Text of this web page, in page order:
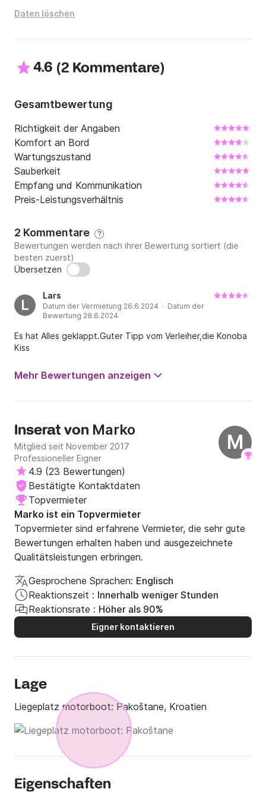
umfasst.
Für weitere Informationen, die Sie benötigen, zögern
Sie nicht, mich unter Click&Boat zu kontaktieren.
Daten löschen
4.6 (2 Kommentare)
Gesamtbewertung
Richtigkeit der Angaben
Komfort an Bord
Wartungszustand
Sauberkeit
Empfang und Kommunikation
Preis-Leistungsverhältnis
2 Kommentare ?
Bewertungen werden nach ihrer Bewertung sortiert (die
besten zuerst)
Übersetzen
L
Lars
Datum der Vermietung 26.6.2024 · Datum der
Bewertung 28.6.2024
Es hat Alles geklappt.Guter Tipp vom Verleiher,die Konoba
Kiss
Mehr Bewertungen anzeigen
M
Inserat von Marko
Mitglied seit November 2017
Professioneller Eigner
4.9 (23 Bewertungen)
Bestätigte Kontaktdaten
Topvermieter
Marko ist ein Topvermieter
Topvermieter sind erfahrene Vermieter, die sehr gute
Bewertungen erhalten haben und ausgezeichnete
Qualitätsleistungen erbringen.
Gesprochene Sprachen: Englisch
Reaktionszeit : Innerhalb weniger Stunden
Reaktionsrate : Höher als 90%
Eigner kontaktieren
Lage
Liegeplatz motorboot: Pakoštane, Kroatien
Eigenschaften